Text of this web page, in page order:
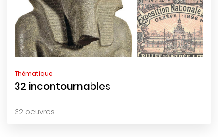
Thématique
32 incontournables
32 oeuvres